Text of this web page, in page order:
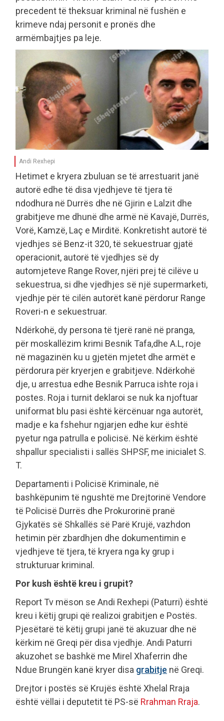
precedent të theksuar kriminal në fushën e
krimeve ndaj personit e pronës dhe
armëmbajtjes pa leje.
Andi Rexhepi
Hetimet e kryera zbuluan se të arrestuarit janë
autorë edhe të disa vjedhjeve të tjera të
ndodhura në Durrës dhe në Gjirin e Lalzit dhe
grabitjeve me dhunë dhe armë në Kavajë, Durrës,
Vorë, Kamzë, Laç e Mirditë. Konkretisht autorë të
vjedhjes së Benz-it 320, të sekuestruar gjatë
operacionit, autorë të vjedhjes së dy
automjeteve Range Rover, njëri prej të cilëve u
sekuestrua, si dhe vjedhjes së një supermarketi,
vjedhje për të cilën autorët kanë përdorur Range
Roveri-n e sekuestruar.
Ndërkohë, dy persona të tjerë ranë në pranga,
për moskallëzim krimi Besnik Tafa,dhe A.L, roje
në magazinën ku u gjetën mjetet dhe armët e
përdorura për kryerjen e grabitjeve. Ndërkohë
dje, u arrestua edhe Besnik Parruca ishte roja i
postes. Roja i turnit deklaroi se nuk ka njoftuar
uniformat blu pasi është kërcënuar nga autorët,
madje e ka fshehur ngjarjen edhe kur është
pyetur nga patrulla e policisë. Në kërkim është
shpallur specialisti i sallës SHPSF, me inicialet S.
T.
Departamenti i Policisë Kriminale, në
bashkëpunim të ngushtë me Drejtorinë Vendore
të Policisë Durrës dhe Prokurorinë pranë
Gjykatës së Shkallës së Parë Krujë, vazhdon
hetimin për zbardhjen dhe dokumentimin e
vjedhjeve të tjera, të kryera nga ky grup i
strukturuar kriminal.
Por kush është kreu i grupit?
Report Tv mëson se Andi Rexhepi (Paturri) është
kreu i këtij grupi që realizoi grabitjen e Postës.
Pjesëtarë të këtij grupi janë të akuzuar dhe në
kërkim në Greqi për disa vjedhje. Andi Paturri
akuzohet se bashkë me Mirel Xhaferrin dhe
Ndue Brungën kanë kryer disa grabitje në Greqi.
Drejtor i postës së Krujës është Xhelal Rraja
është vëllai i deputetit të PS-së Rrahman Rraja.